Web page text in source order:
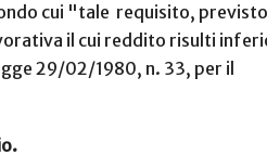
cui "tale requisito,
il cui reddito risulti
29/02/1980, n. 33, per il